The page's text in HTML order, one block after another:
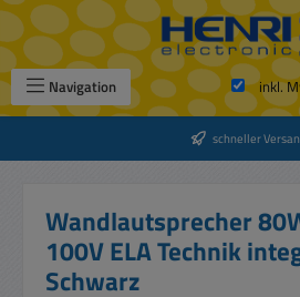
Zum Hauptinhalt springen
Navigation inkl.
schneller
Wandlautsprecher
100V ELA Technik
Schwarz